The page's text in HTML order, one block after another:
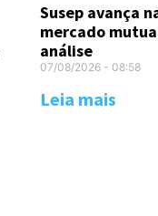
Susep avança
mercado
análise
07/08/2026 08:58
Leia mais